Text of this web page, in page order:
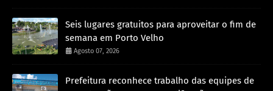
Seis lugares gratuitos para aproveitar o fim de
semana em Porto Velho
Agosto 07, 2026
Prefeitura reconhece trabalho das equipes de